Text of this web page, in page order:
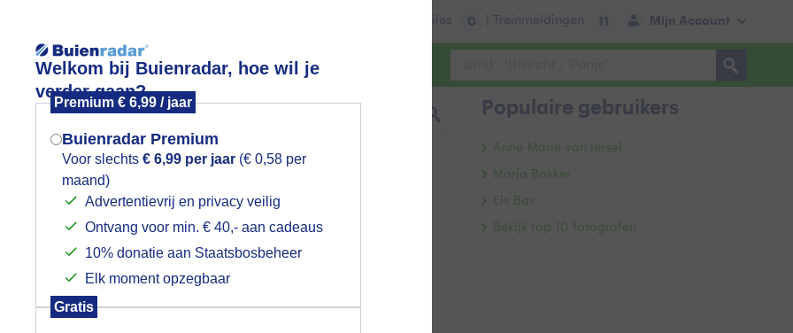
Welkom bij Buienradar, hoe wil je
verder gaan?
Premium € 6,99 / jaar
Buienradar Premium
Voor slechts € 6,99 per jaar (€ 0,58 per
maand)
Advertentievrij en privacy veilig
Ontvang voor min. € 40,- aan cadeaus
10% donatie aan Staatsbosbeheer
Elk moment opzegbaar
Gratis
Mijn Account
Files 0 | Treinmeldingen 11
Foto en video Weerzine
Zoeken in foto & video:
Een moment geduld aub...
Populaire gebruikers
Anne-Marie van Iersel
Marja Bakker
Els Bax
Bekijk top 10 fotografen
Mogen we je locatie gebruiken voor
het weer?
Indien je hier nog geen akkoord op hebt
gegeven, verschijnt er zo een pop-up uit